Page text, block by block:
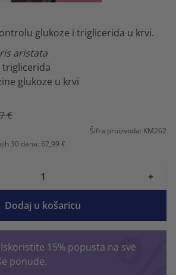
glukoze i triglicerida u krvi.
aristata
glukoze u krvi
€
Šifra proizvoda: KM262
30 dana: 62,99 €
+
Dodaj u košaricu
Iskoristite 15% popusta na sve
ponude.